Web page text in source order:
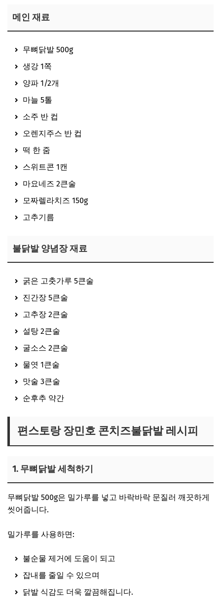
메인 재료
무뼈닭발 500g
생강 1쪽
양파 1/2개
마늘 5톨
소주 반 컵
오렌지주스 반 컵
떡 한 줌
스위트콘 1캔
마요네즈 2큰술
모짜렐라치즈 150g
고추기름
불닭발 양념장 재료
굵은 고춧가루 5큰술
진간장 5큰술
고추장 2큰술
설탕 2큰술
굴소스 2큰술
물엿 1큰술
맛술 3큰술
순후추 약간
편스토랑 장민호 콘치즈불닭발 레시피
1. 무뼈닭발 세척하기
무뼈닭발 500g은 밀가루를 넣고 바락바락 문질러 깨끗하게
씻어줍니다.
밀가루를 사용하면:
불순물 제거에 도움이 되고
잡내를 줄일 수 있으며
닭발 식감도 더욱 깔끔해집니다.